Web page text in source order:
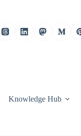
Knowledge Hub